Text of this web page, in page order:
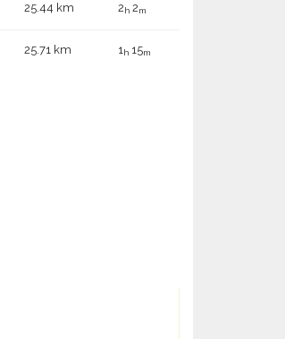
25.44 km 2 h 2m
25.71 km 1h 15m